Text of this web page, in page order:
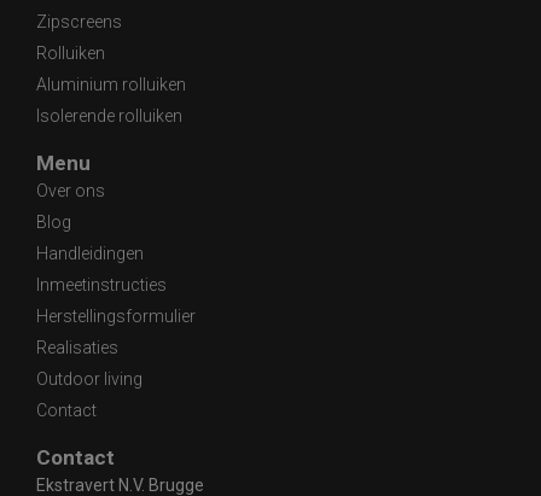
Zipscreens
Rolluiken
Aluminium rolluiken
Isolerende rolluiken
Menu
Over ons
Blog
Handleidingen
Inmeetinstructies
Herstellingsformulier
Realisaties
Outdoor living
Contact
Contact
Ekstravert N.V. Brugge